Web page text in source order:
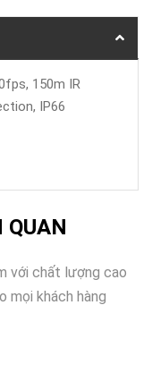
150m IR
IP66
với chất lượng cao
mọi khách hàng